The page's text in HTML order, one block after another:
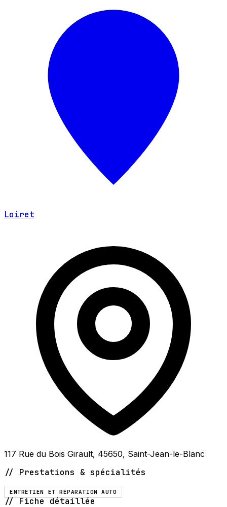
Loiret
117 Rue du Bois Girault, 45650, Saint-Jean-le-Blanc
// Prestations & spécialités
ENTRETIEN ET RÉPARATION AUTO
// Fiche détaillée